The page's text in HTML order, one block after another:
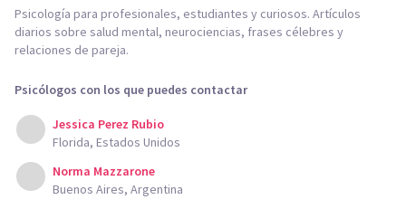
Psicología para profesionales, estudiantes y curiosos. Artículos
diarios sobre salud mental, neurociencias, frases célebres y
relaciones de pareja.
Psicólogos con los que puedes contactar
Jessica Perez Rubio
Florida, Estados Unidos
Norma Mazzarone
Buenos Aires, Argentina